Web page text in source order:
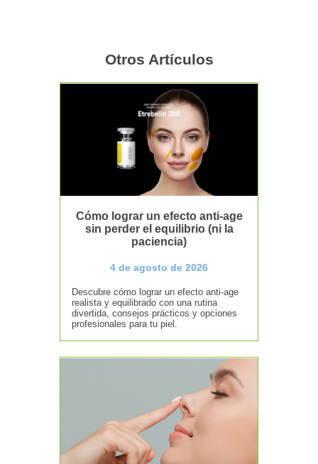
Otros Artículos
Cómo lograr un efecto anti-age
sin perder el equilibrio (ni la
paciencia)
4 de agosto de 2026
Descubre cómo lograr un efecto anti-age
realista y equilibrado con una rutina
divertida, consejos prácticos y opciones
profesionales para tu piel.